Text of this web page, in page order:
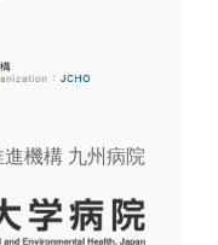
機構 九州病院